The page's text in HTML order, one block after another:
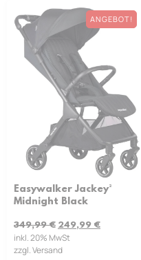
ANGEBOT!
Easywalker Jackey²
Midnight Black
349,99€ 249,99 €
inkl. 20% MwSt
zzgl. Versand